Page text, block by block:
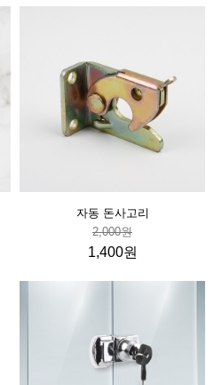
자동 돈사고리
2,000원
1,400원